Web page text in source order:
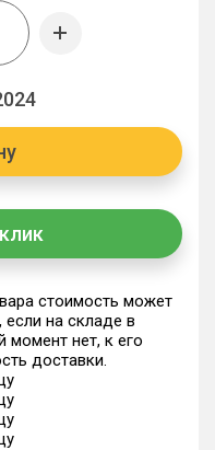
стоимость может
на складе в
момент нет, к его
доставки.